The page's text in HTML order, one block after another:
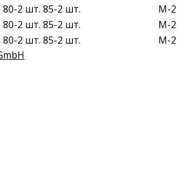
80-2 шт. 85-2 шт. M-
80-2 шт. 85-2 шт. M-
80-2 шт. 85-2 шт. M-